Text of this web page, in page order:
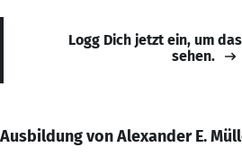
Logg Dich jetzt ein, um
sehen.
Ausbildung von Alexander E.